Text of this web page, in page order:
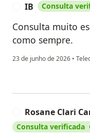
IB Consulta
Consulta muito
como sempre.
23 de junho de 2026 •
Rosane Clari
Consulta verificada